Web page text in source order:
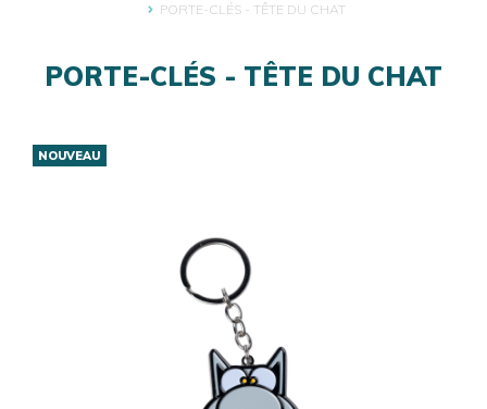
PORTE-CLÉS - TÊTE DU CHAT
PORTE-CLÉS - TÊTE DU CHAT
NOUVEAU